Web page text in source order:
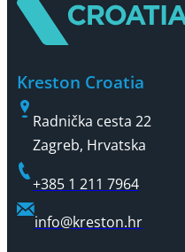
Kreston Croatia
Radnička cesta 22
Zagreb, Hrvatska
+385 1 211 7964
info@kreston.hr